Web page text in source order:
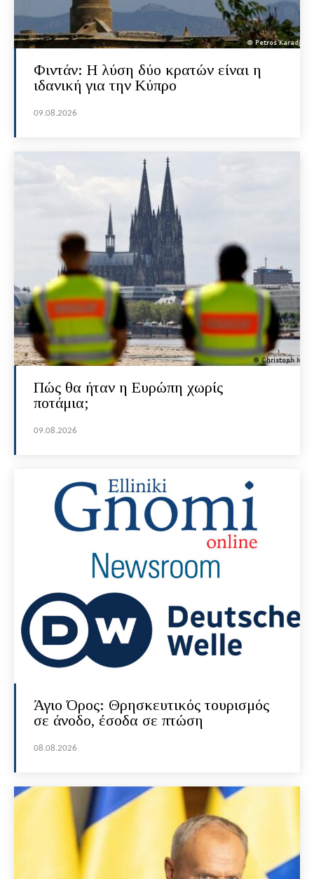
Φιντάν: Η λύση δύο κρατών είναι η
ιδανική για την Κύπρο
09.08.2026
Πώς θα ήταν η Ευρώπη χωρίς
ποτάμια;
09.08.2026
Άγιο Όρος: Θρησκευτικός τουρισμός
σε άνοδο, έσοδα σε πτώση
08.08.2026